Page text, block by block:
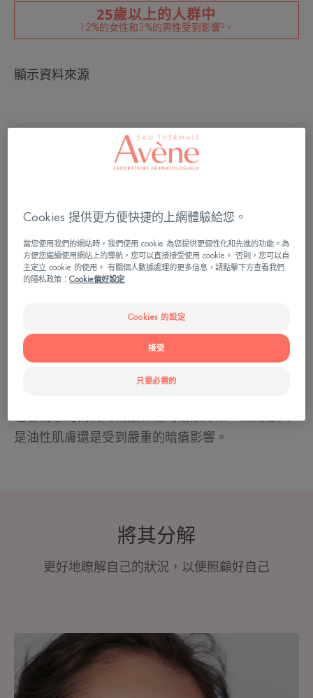
25歲以上的人群中
12%的女性和3%的男性受到影響²。
顯示資料來源
油性肌膚、黑頭、痘痘...暗瘡是一種具有多種面貌
的肌膚病。這很常見，主要影響青少年。但不僅僅
常功能是保護肌膚，並不斷流動。但是在暗瘡的情
況下，這種運行良好的機制被打破了。過多的分泌
無論多麼常見，我們都不應低估暗瘡對我們生活品
質和自尊的影響。為甚麼？因為它在人生的關鍵時
刻改變了身體形象，也因為它影響了面部。
它也是法國皮膚科就診的第一大原因。就診是正確
是油性肌膚還是受到嚴重的暗瘡影響。
將其分解
更好地瞭解自己的狀況，以便照顧好自己
索
油
性
Cookies 提供更方便快捷的上網體驗給您。
當您使用我們的網站時，我們使用 cookie 為您提供更個性化和先進的功能。為
方便您繼續使用網站上的導航，您可以直接接受使用 cookie。 否則，您可以自
主定立 cookie 的使用。 有關個人數據處理的更多信息，請點擊下方查看我們
的隱私政策：Cookie偏好設定
Cookies 的設定
只要必需的
接受